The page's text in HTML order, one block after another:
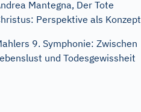
Mantegna, Der Tote
Perspektive als Konzept
9. Symphonie: Zwischen
und Todesgewissheit